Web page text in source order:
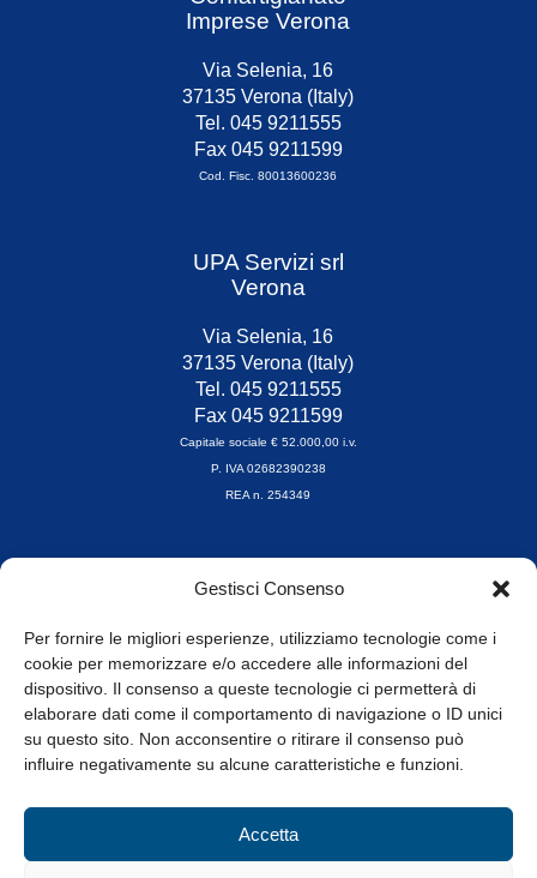
Gestisci Consenso
Per fornire le migliori esperienze, utilizziamo tecnologie come i
cookie per memorizzare e/o accedere alle informazioni del
dispositivo. Il consenso a queste tecnologie ci permetterà di
elaborare dati come il comportamento di navigazione o ID unici
su questo sito. Non acconsentire o ritirare il consenso può
influire negativamente su alcune caratteristiche e funzioni.
Accetta
Imprese Verona
Via Selenia, 16
37135 Verona (Italy)
Tel. 045 9211555
Fax 045 9211599
Cod. Fisc. 80013600236
UPA Servizi srl
Verona
Via Selenia, 16
37135 Verona (Italy)
Tel. 045 9211555
Fax 045 9211599
Capitale sociale € 52.000,00 i.v.
P. IVA 02682390238
REA n. 254349
Orari di apertura
8.30-13.00 / 14.00-17.30
Whistleblowing
© Tutti i diritti riservati
Privacy Policy e Cookie|Informativa Cookie